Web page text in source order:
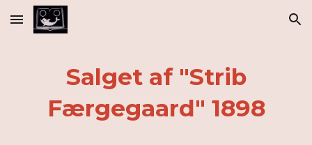
Skip to main content Skip to navigation
Salget af "Strib
Færgegaard" 1898